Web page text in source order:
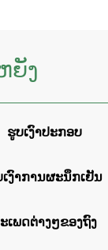
ຍັງ
ຮູບເງົາປະກອບ
ເງົາການຜະນຶກເຢັນ
ເພດຕ່າງໆຂອງຖົງ